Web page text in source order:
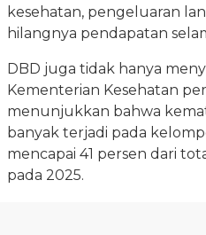
kesehatan, pengeluaran
hilangnya pendapatan
DBD juga tidak hanya
Kementerian Kesehatan
menunjukkan bahwa
banyak terjadi pada
mencapai 41 persen dari
pada 2025.